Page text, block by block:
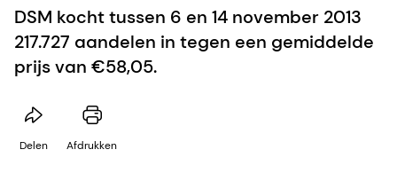
DSM kocht tussen 6 en 14 november 2013
217.727 aandelen in tegen een gemiddelde
prijs van €58,05.
Delen Afdrukken